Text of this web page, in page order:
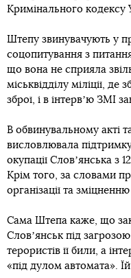
Кримінального кодексу
Штепу звинувачують у
соцопитування з
що вона не сприяла
міськвідділу міліції, де
зброї, і в інтервʼю ЗМІ
В обвинувальному акті
висловлювала
окупації Словʼянська з
Крім того, за словами
організації та
Сама Штепа каже, що
Словʼянськ під
терористів її били, а
«під дулом автомата».